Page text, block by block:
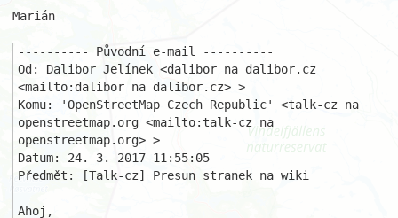
Marián
---------- Původní e-mail ----------
Od: Dalibor Jelínek <dalibor na dalibor.cz
<mailto:dalibor na dalibor.cz> >
Komu: 'OpenStreetMap Czech Republic' <talk-cz na
openstreetmap.org <mailto:talk-cz na
openstreetmap.org> >
Datum: 24. 3. 2017 11:55:05
Předmět: [Talk-cz] Presun stranek na wiki
Ahoj,